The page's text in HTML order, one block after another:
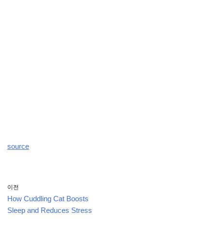
source
이전
How Cuddling Cat Boosts
Sleep and Reduces Stress